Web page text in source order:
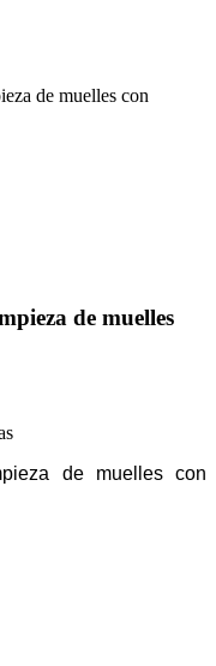
de muelles con
de muelles
de muelles con